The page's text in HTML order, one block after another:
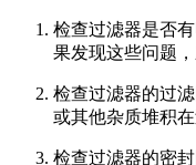
检查过滤器是否
果发现这些问题
检查过滤器的过
或其他杂质堆积
检查过滤器的密